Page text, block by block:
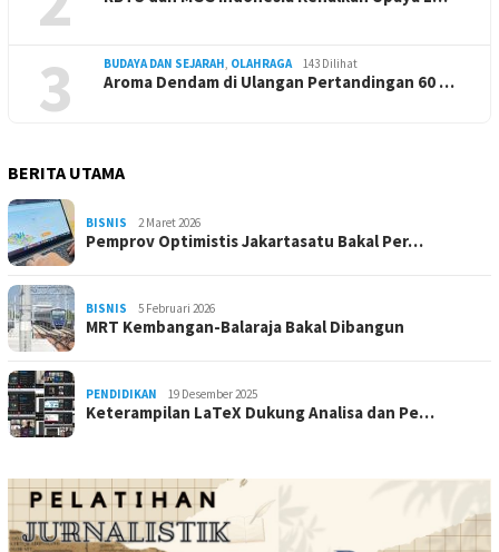
3 BUDAYA DAN SEJARAH, OLAHRAGA 143 Dilihat
Aroma Dendam di Ulangan Pertandingan 60 …
BERITA UTAMA
BISNIS 2 Maret 2026
Pemprov Optimistis Jakartasatu Bakal Per…
BISNIS 5 Februari 2026
MRT Kembangan-Balaraja Bakal Dibangun
PENDIDIKAN 19 Desember 2025
Keterampilan LaTeX Dukung Analisa dan Pe…